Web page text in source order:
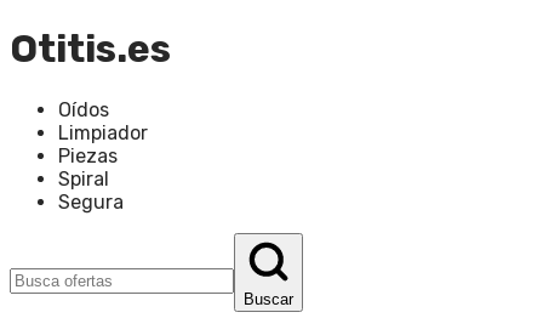
Otitis.es
Oídos
Limpiador
Piezas
Spiral
Segura
Buscar